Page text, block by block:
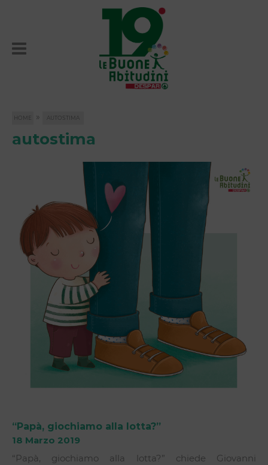
HOME » AUTOSTIMA
autostima
“Papà, giochiamo alla lotta?”
18 Marzo 2019
“Papà, giochiamo alla lotta?” chiede Giovanni